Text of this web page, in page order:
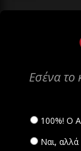
Εσένα το
100%! Ο
Ναι, αλλά